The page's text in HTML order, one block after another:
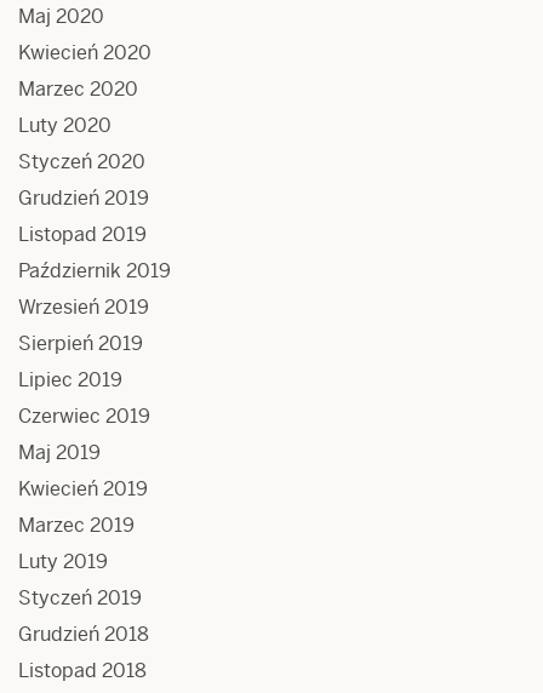
Maj 2020
Kwiecień 2020
Marzec 2020
Luty 2020
Styczeń 2020
Grudzień 2019
Listopad 2019
Październik 2019
Wrzesień 2019
Sierpień 2019
Lipiec 2019
Czerwiec 2019
Maj 2019
Kwiecień 2019
Marzec 2019
Luty 2019
Styczeń 2019
Grudzień 2018
Listopad 2018